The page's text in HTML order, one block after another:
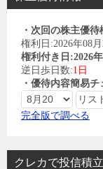
・次回の株主優待
権利日:2026年08月
権利付き日:2026年
逆日歩日数:1日
・優待内容簡易チ
完全版で調べる
クレカで投信積立